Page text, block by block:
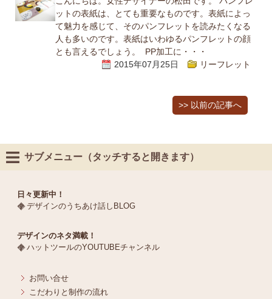
ットの表紙は、とても重要なものです。表紙によっ
て魅力を感じて、そのパンフレットを読みたくなる
人も多いのです。表紙はいわゆるパンフレットの顔
とも言えるでしょう。 PP加工に・・・
2015年07月25日
リーフレット
>> 以前の記事へ
サブメニュー（タッチすると開きます）
日々更新中！
デザインのうちあけ話しBLOG
デザインのネタ満載！
ハットツールのYOUTUBEチャンネル
お問い合せ
こだわりと制作の流れ